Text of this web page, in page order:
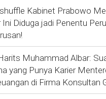
Kabinet Prabowo
Ini Diduga jadi Penentu
Muhammad Albar:
yang Punya Karier
di Firma Konsultan